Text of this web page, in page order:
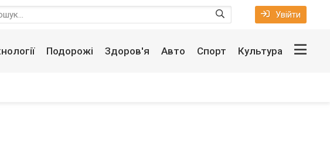
Увійти
Подорожі Здоров'я Авто Спорт Культура